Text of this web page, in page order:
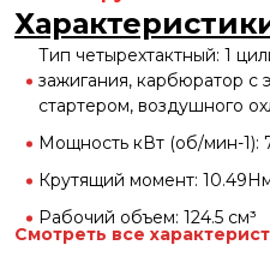
Тип четырехтактный: 1
зажигания, карбюратор с
стартером, воздушного
Мощность кВт (об/мин-1):
Крутящий момент:
Рабочий объем: 124.5 см³
Смотреть все